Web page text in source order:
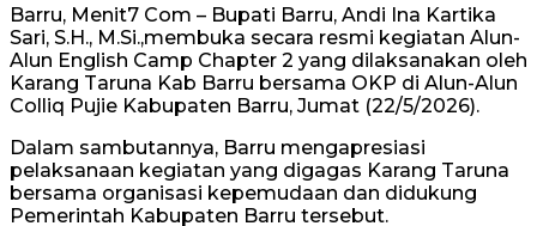
Barru, Menit7 Com – Bupati Barru, Andi Ina Kartika
Sari, S.H., M.Si.,membuka secara resmi kegiatan Alun-
Alun English Camp Chapter 2 yang dilaksanakan oleh
Karang Taruna Kab Barru bersama OKP di Alun-Alun
Colliq Pujie Kabupaten Barru, Jumat (22/5/2026).
Dalam sambutannya, Barru mengapresiasi
pelaksanaan kegiatan yang digagas Karang Taruna
bersama organisasi kepemudaan dan didukung
Pemerintah Kabupaten Barru tersebut.